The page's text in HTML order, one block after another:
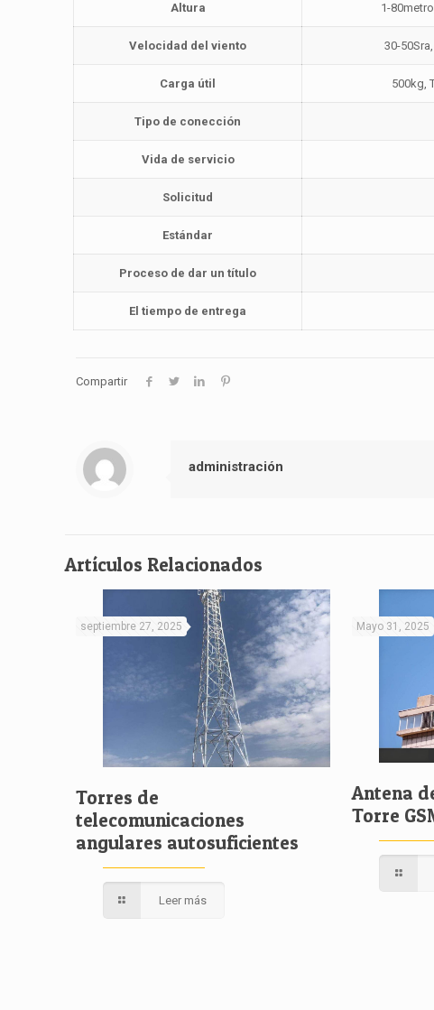
Altura 1-80metro
Velocidad del viento 30-
Carga útil 500kg,
Tipo de conección
Vida de servicio
Solicitud
Estándar
Proceso de dar un título
El tiempo de entrega
Compartir
administración
Artículos Relacionados
septiembre 27, 2025
Torres de
telecomunicaciones
angulares autosuficientes
Leer más
Mayo 31, 2025
Antena
Torre